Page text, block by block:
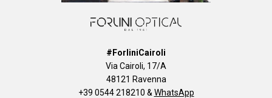
#ForliniCairoli
Via Cairoli, 17/A
48121 Ravenna
+39 0544 218210 & WhatsApp